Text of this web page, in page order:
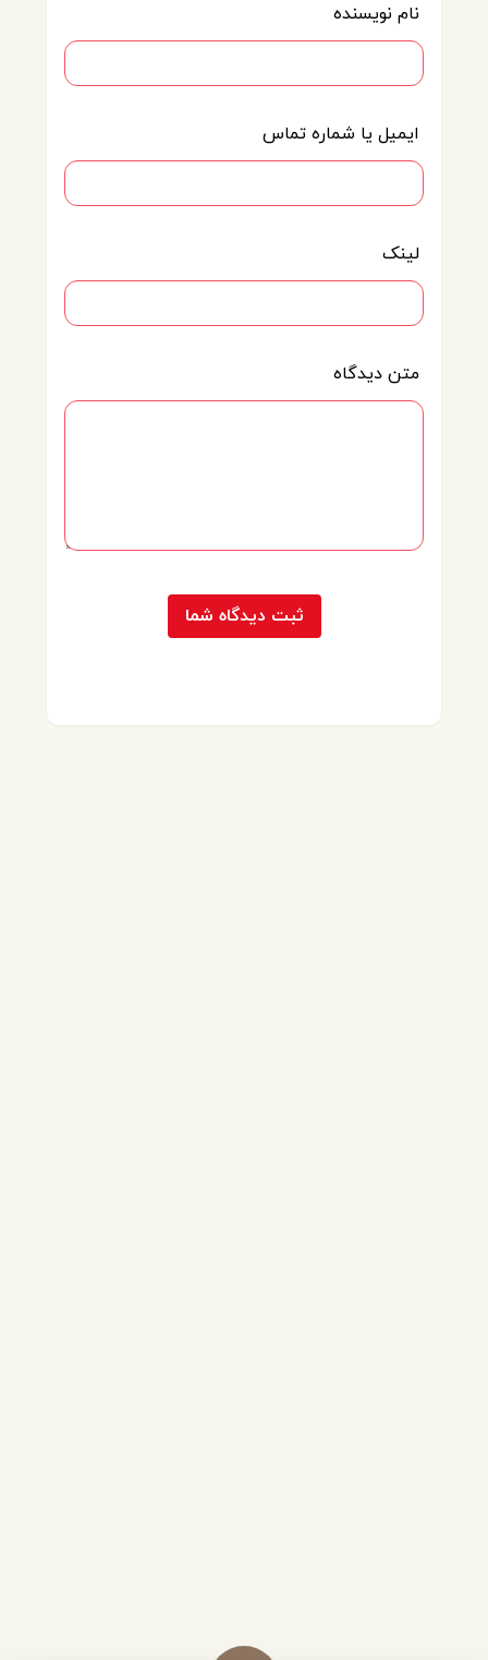
نام نویسنده
ایمیل یا شماره تماس
لینک
متن دیدگاه
ثبت دیدگاه شما